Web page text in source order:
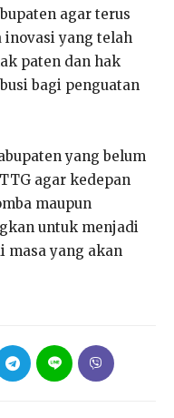
agar terus
yang telah
paten dan hak
bagi penguatan
yang belum
agar kedepan
maupun
untuk menjadi
masa yang akan